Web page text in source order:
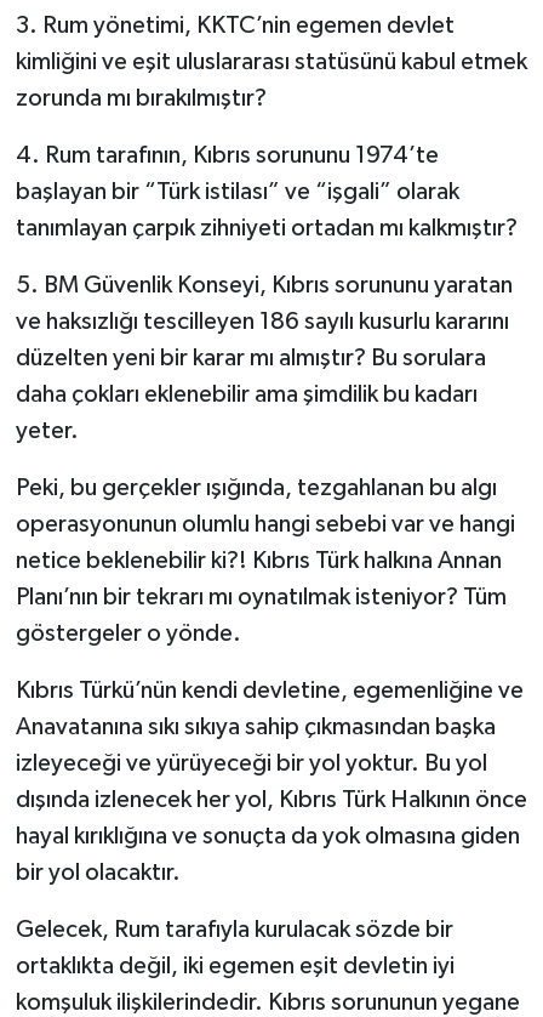
3. Rum yönetimi, KKTC’nin egemen devlet
kimliğini ve eşit uluslararası statüsünü kabul etmek
zorunda mı bırakılmıştır?
4. Rum tarafının, Kıbrıs sorununu 1974’te
başlayan bir “Türk istilası” ve “işgali” olarak
tanımlayan çarpık zihniyeti ortadan mı kalkmıştır?
5. BM Güvenlik Konseyi, Kıbrıs sorununu yaratan
ve haksızlığı tescilleyen 186 sayılı kusurlu kararını
düzelten yeni bir karar mı almıştır? Bu sorulara
daha çokları eklenebilir ama şimdilik bu kadarı
yeter.
Peki, bu gerçekler ışığında, tezgahlanan bu algı
operasyonunun olumlu hangi sebebi var ve hangi
netice beklenebilir ki?! Kıbrıs Türk halkına Annan
Planı’nın bir tekrarı mı oynatılmak isteniyor? Tüm
göstergeler o yönde.
Kıbrıs Türkü’nün kendi devletine, egemenliğine ve
Anavatanına sıkı sıkıya sahip çıkmasından başka
izleyeceği ve yürüyeceği bir yol yoktur. Bu yol
dışında izlenecek her yol, Kıbrıs Türk Halkının önce
hayal kırıklığına ve sonuçta da yok olmasına giden
bir yol olacaktır.
Gelecek, Rum tarafıyla kurulacak sözde bir
ortaklıkta değil, iki egemen eşit devletin iyi
komşuluk ilişkilerindedir. Kıbrıs sorununun yegane